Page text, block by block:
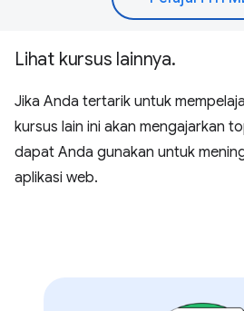
Lihat kursus lainnya.
Jika Anda tertarik untuk
kursus lain ini akan mengajarkan
dapat Anda gunakan untuk
aplikasi web.